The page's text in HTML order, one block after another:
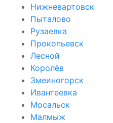
Нижневартовск
Пыталово
Рузаевка
Прокопьевск
Лесной
Королёв
Змеиногорск
Ивантеевка
Мосальск
Малмыж